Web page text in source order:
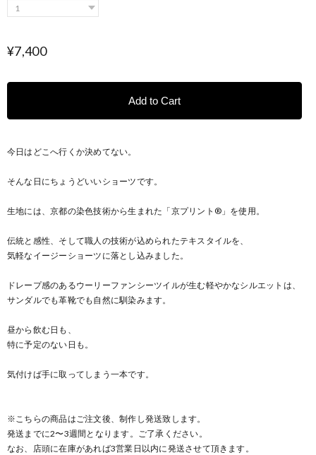
¥7,400
Add to Cart
今日はどこへ行くか決めてない。
そんな日にちょうどいいショーツです。
生地には、京都の染色技術から生まれた「京プリント®」を使用。
伝統と感性、そして職人の技術が込められたテキスタイルを、
気軽なイージーショーツに落とし込みました。
ドレープ感のあるウーリーファンシーツイルが生む軽やかなシルエットは、
サンダルでも革靴でも自然に馴染みます。
昼から飲む日も、
特に予定のない日も。
気付けば手に取ってしまう一本です。
※こちらの商品はご注文後、制作し発送致します。
発送までに2〜3週間となります。ご了承ください。
なお、店頭に在庫があれば3営業日以内に発送させて頂きます。